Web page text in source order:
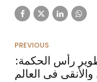
PREVIOUS
رأس الحكمة:
فى العالم